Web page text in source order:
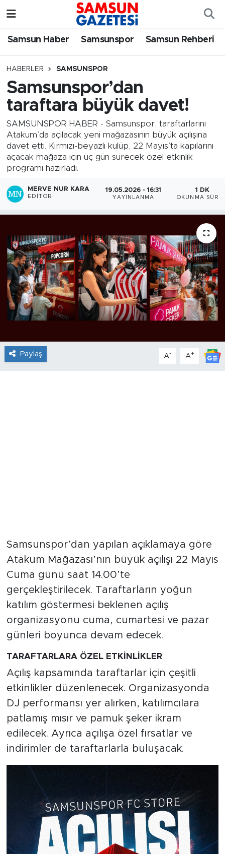
Samsun Haber Samsunspor Samsun Rehberi
HABERLER SAMSUNSPOR
Samsunspor’dan
taraftara büyük davet!
SAMSUNSPOR HABER - Samsunspor, taraftarlarını
Atakum’da açılacak yeni mağazasının büyük açılışına
davet etti. Kırmızı-beyazlı kulüp, 22 Mayıs’ta kapılarını
açacak mağaza için üç gün sürecek özel etkinlik
programı hazırladı.
MERVE NUR KARA
EDITÖR
19.05.2026 - 16:31
YAYINLANMA
1 DK
OKUNMA
Paylaş A- A+
Samsunspor’dan yapılan açıklamaya göre
Atakum Mağazası’nın büyük açılışı 22 Mayıs
Cuma günü saat 14.00’te
gerçekleştirilecek. Taraftarların yoğun
katılım göstermesi beklenen açılış
organizasyonu cuma, cumartesi ve pazar
günleri boyunca devam edecek.
TARAFTARLARA ÖZEL ETKİNLİKLER
Açılış kapsamında taraftarlar için çeşitli
etkinlikler düzenlenecek. Organizasyonda
DJ performansı yer alırken, katılımcılara
patlamış mısır ve pamuk şeker ikram
edilecek. Ayrıca açılışa özel fırsatlar ve
indirimler de taraftarlarla buluşacak.
Samsun Haber
Samsun Rehberi
Samsun Nöbetçi Eczaneler
SAMSUN Namaz Vakitleri
Samsun Trafik Yoğunluk Haritası
Süper Lig Puan Durumu ve Fikstür
Tüm Manşetler
Son Dakika Haberleri